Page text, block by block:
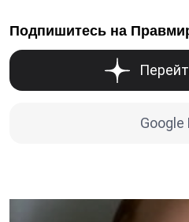
Подпишитесь на